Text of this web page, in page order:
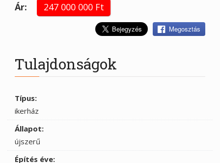
Ár: 247 000 000 Ft
Megosztás
Tulajdonságok
Típus:
ikerház
Állapot:
újszerű
Építés éve: